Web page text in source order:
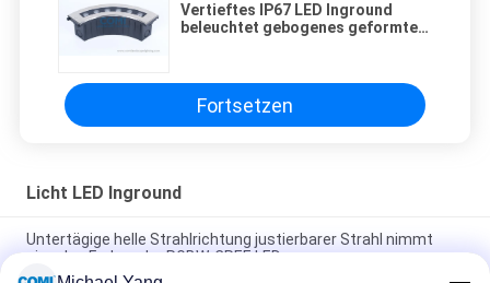
Vertieftes IP67 LED Inground
beleuchtet gebogenes geformtes
Fortsetzen
Licht LED Inground
Untertägige helle Strahlrichtung justierbarer Strahl nimmt
einzelne Farbe oder RGBW-CREE LED an